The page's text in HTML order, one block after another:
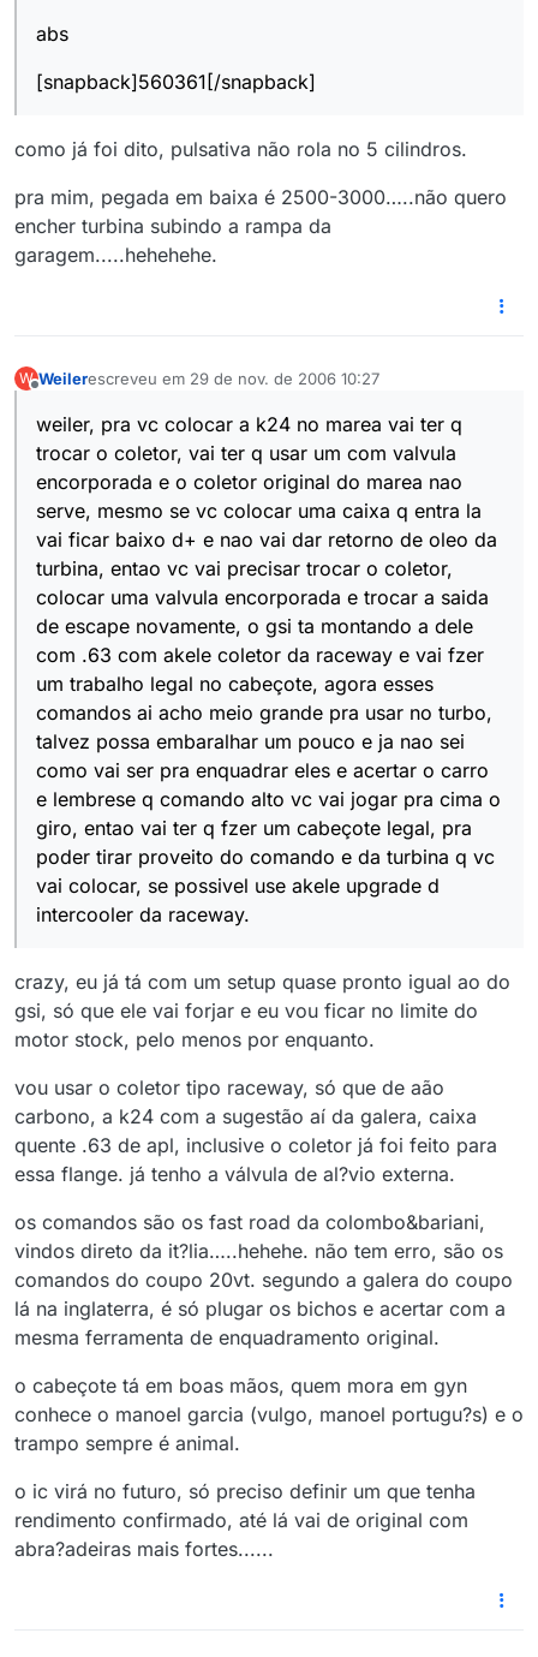
abs
[snapback]560361[/snapback]
como já foi dito, pulsativa não rola no 5 cilindros.
pra mim, pegada em baixa é 2500-3000…..não quero
encher turbina subindo a rampa da
garagem.....hehehehe.
W Weilerescreveu em 29 de nov. de 2006 10:27
última edição por
weiler, pra vc colocar a k24 no marea vai ter q
trocar o coletor, vai ter q usar um com valvula
encorporada e o coletor original do marea nao
serve, mesmo se vc colocar uma caixa q entra la
vai ficar baixo d+ e nao vai dar retorno de oleo da
turbina, entao vc vai precisar trocar o coletor,
colocar uma valvula encorporada e trocar a saida
de escape novamente, o gsi ta montando a dele
com .63 com akele coletor da raceway e vai fzer
um trabalho legal no cabeçote, agora esses
comandos ai acho meio grande pra usar no turbo,
talvez possa embaralhar um pouco e ja nao sei
como vai ser pra enquadrar eles e acertar o carro
e lembrese q comando alto vc vai jogar pra cima o
giro, entao vai ter q fzer um cabeçote legal, pra
poder tirar proveito do comando e da turbina q vc
vai colocar, se possivel use akele upgrade d
intercooler da raceway.
crazy, eu já tá com um setup quase pronto igual ao do
gsi, só que ele vai forjar e eu vou ficar no limite do
motor stock, pelo menos por enquanto.
vou usar o coletor tipo raceway, só que de aão
carbono, a k24 com a sugestão aí da galera, caixa
quente .63 de apl, inclusive o coletor já foi feito para
essa flange. já tenho a válvula de al?vio externa.
os comandos são os fast road da colombo&bariani,
vindos direto da it?lia…..hehehe. não tem erro, são os
comandos do coupo 20vt. segundo a galera do coupo
lá na inglaterra, é só plugar os bichos e acertar com a
mesma ferramenta de enquadramento original.
o cabeçote tá em boas mãos, quem mora em gyn
conhece o manoel garcia (vulgo, manoel portugu?s) e o
trampo sempre é animal.
o ic virá no futuro, só preciso definir um que tenha
rendimento confirmado, até lá vai de original com
abra?adeiras mais fortes......